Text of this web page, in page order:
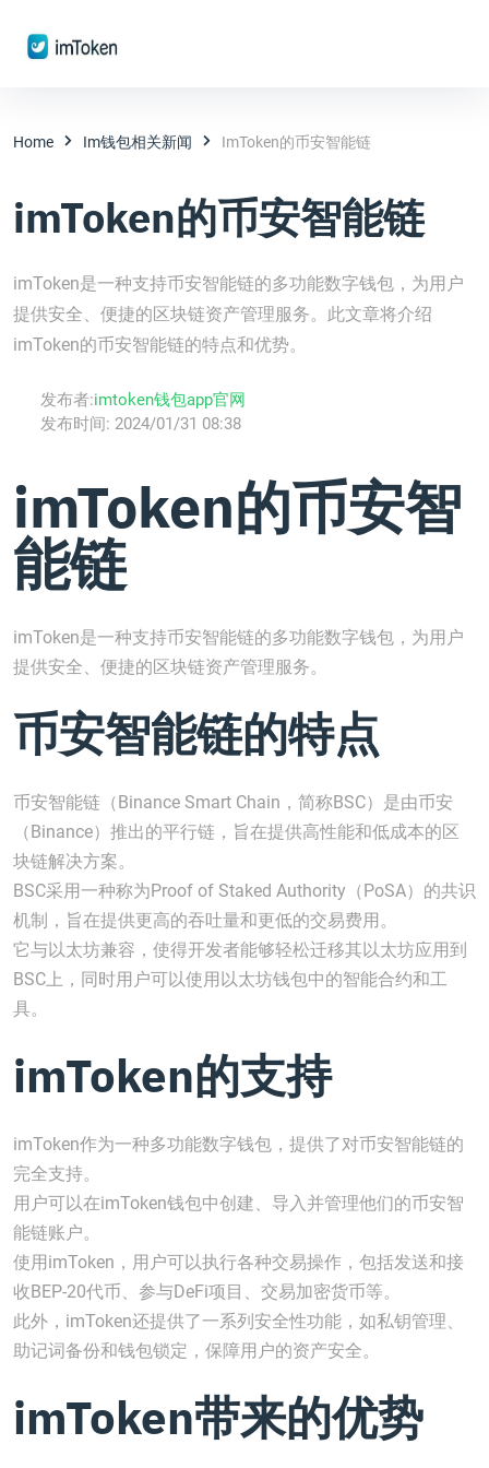
Home Im钱包相关新闻 ImToken的币安智能链
imToken的币安智能链
imToken是一种支持币安智能链的多功能数字钱包，为用户
提供安全、便捷的区块链资产管理服务。此文章将介绍
imToken的币安智能链的特点和优势。
发布者:imtoken钱包app官网
发布时间: 2024/01/31 08:38
imToken的币安智
能链
imToken是一种支持币安智能链的多功能数字钱包，为用户
提供安全、便捷的区块链资产管理服务。
币安智能链的特点
币安智能链（Binance Smart Chain，简称BSC）是由币安
（Binance）推出的平行链，旨在提供高性能和低成本的区
块链解决方案。
BSC采用一种称为Proof of Staked Authority（PoSA）的共识
机制，旨在提供更高的吞吐量和更低的交易费用。
它与以太坊兼容，使得开发者能够轻松迁移其以太坊应用到
BSC上，同时用户可以使用以太坊钱包中的智能合约和工
具。
imToken的支持
imToken作为一种多功能数字钱包，提供了对币安智能链的
完全支持。
用户可以在imToken钱包中创建、导入并管理他们的币安智
能链账户。
使用imToken，用户可以执行各种交易操作，包括发送和接
收BEP-20代币、参与DeFi项目、交易加密货币等。
此外，imToken还提供了一系列安全性功能，如私钥管理、
助记词备份和钱包锁定，保障用户的资产安全。
imToken带来的优势